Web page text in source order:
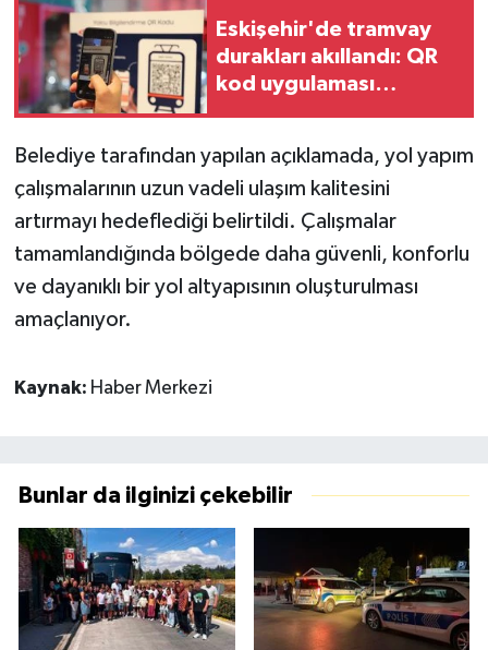
Eskişehir'de tramvay
durakları akıllandı: QR
kod uygulaması
Belediye tarafından yapılan açıklamada, yol yapım
çalışmalarının uzun vadeli ulaşım kalitesini
artırmayı hedeflediği belirtildi. Çalışmalar
tamamlandığında bölgede daha güvenli, konforlu
ve dayanıklı bir yol altyapısının oluşturulması
amaçlanıyor.
Kaynak: Haber Merkezi
Bunlar da ilginizi çekebilir